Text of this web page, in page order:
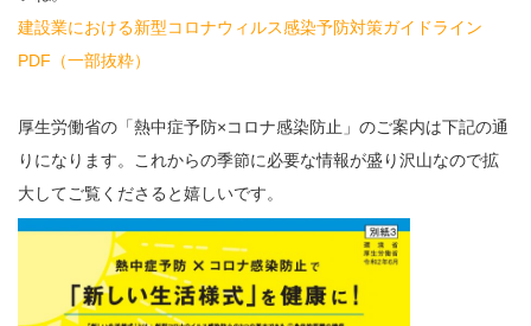
建設業における新型コロナウィルス感染予防対策ガイドライン
PDF（一部抜粋）
厚生労働省の「熱中症予防×コロナ感染防止」のご案内は下記の通
りになります。これからの季節に必要な情報が盛り沢山なので拡
大してご覧くださると嬉しいです。